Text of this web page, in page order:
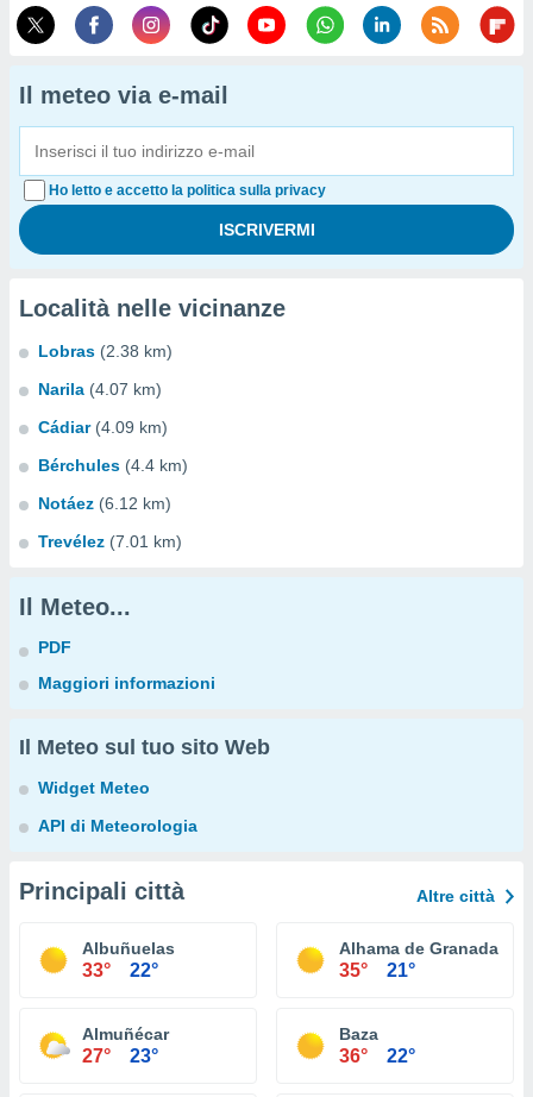
Il meteo via e-mail
Ho letto e accetto la politica sulla privacy
Località nelle vicinanze
Lobras (2.38 km)
Narila (4.07 km)
Cádiar (4.09 km)
Bérchules (4.4 km)
Notáez (6.12 km)
Trevélez (7.01 km)
Il Meteo...
PDF
Maggiori informazioni
Il Meteo sul tuo sito Web
Widget Meteo
API di Meteorologia
Principali città Altre città
Albuñuelas
33° 22°
Alhama de Granada
35° 21°
Almuñécar
27° 23°
Baza
36° 22°